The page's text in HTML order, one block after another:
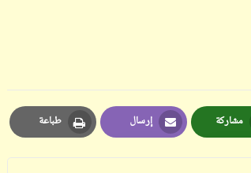
مشاركة
Whatsapp
إرسال
Email
طباعة
Print